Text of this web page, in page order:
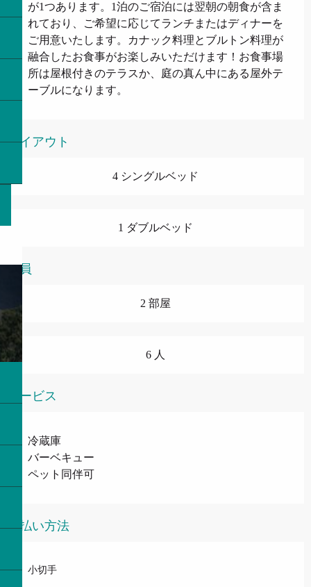
が1つあります。1泊のご宿泊には翌朝の朝食が含ま
れており、ご希望に応じてランチまたはディナーを
ご用意いたします。カナック料理とブルトン料理が
融合したお食事がお楽しみいただけます！お食事場
所は屋根付きのテラスか、庭の真ん中にある屋外テ
ーブルになります。
レイアウト
4 シングルベッド
1 ダブルベッド
定員
2 部屋
6 人
サービス
冷蔵庫
バーベキュー
ペット同伴可
支払い方法
小切手